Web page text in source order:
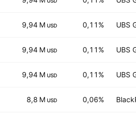
9,94 M USD 0,11% UBS
9,94 M USD 0,11% UBS
9,94 M USD 0,11% UBS
8,8 M USD 0,06%